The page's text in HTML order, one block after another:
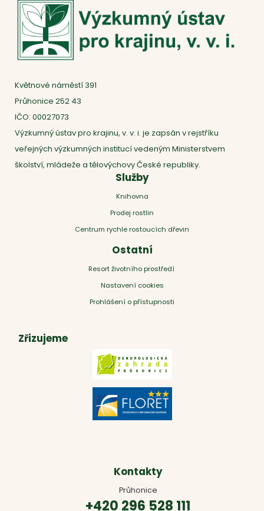
Květnové náměstí 391
Průhonice 252 43
IČO: 00027073
Výzkumný ústav pro krajinu, v. v. i. je zapsán v rejstříku
veřejných výzkumných institucí vedeným Ministerstvem
školství, mládeže a tělovýchovy České republiky.
Služby
Knihovna
Prodej rostlin
Centrum rychle rostoucích dřevin
Ostatní
Resort životního prostředí
Nastavení cookies
Prohlášení o přístupnosti
Zřizujeme
Kontakty
Průhonice
+420 296 528 111